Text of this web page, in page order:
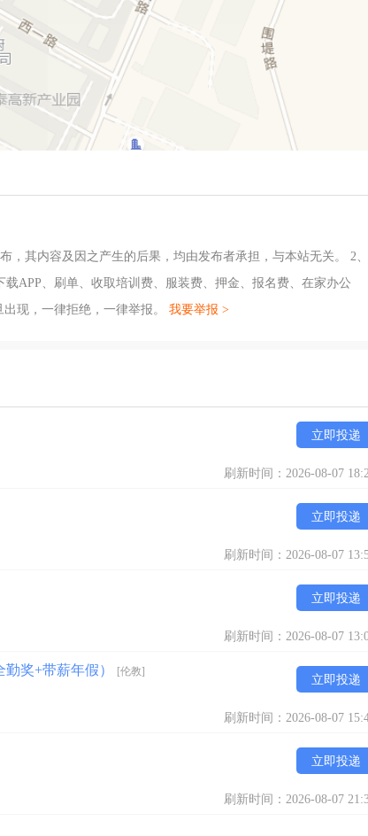
，其内容及因之产生的后果，均由发布者承担，与本站无关。 2、
APP、刷单、收取培训费、服装费、押金、报名费、在家办公
现，一律拒绝，一律举报。 我要举报 >
立即投递
刷新时间：2026-08-07
立即投递
刷新时间：2026-08-07
立即投递
刷新时间：2026-08-07
奖+带薪年假） [伦教]
立即投递
刷新时间：2026-08-07
立即投递
刷新时间：2026-08-07